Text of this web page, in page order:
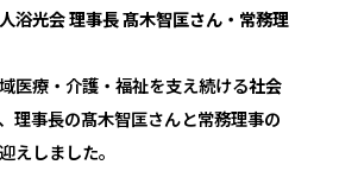
浴光会 理事長 髙木智匡さん・常務理
医療・介護・福祉を支え続ける社会
理事長の髙木智匡さんと常務理事の
えしました。